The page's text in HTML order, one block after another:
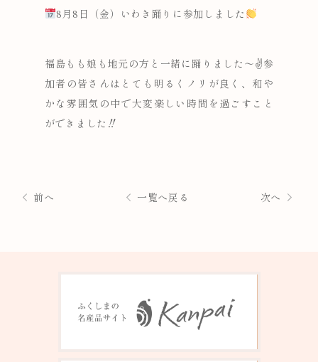
8月8日（金）いわき踊りに参加しました
福島もも娘も地元の方と一緒に踊りました～✌参
加者の皆さんはとても明るくノリが良く、和や
かな雰囲気の中で大変楽しい時間を過ごすこと
ができました‼
前へ 一覧へ戻る 次へ